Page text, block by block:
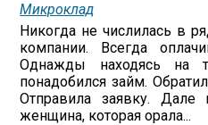
Микроклад
Никогда не числилась в
компании. Всегда
Однажды находясь на
понадобился займ.
Отправила заявку. Дале
женщина, которая орала...